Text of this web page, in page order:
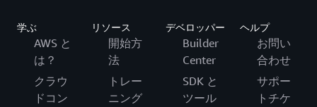
学ぶ
AWS と
は？
クラウ
ドコン
リソース
開始方
法
トレー
ニング
デベロッパー
Builder
Center
SDK と
ツール
ヘルプ
お問い
合わせ
サポー
トチケ